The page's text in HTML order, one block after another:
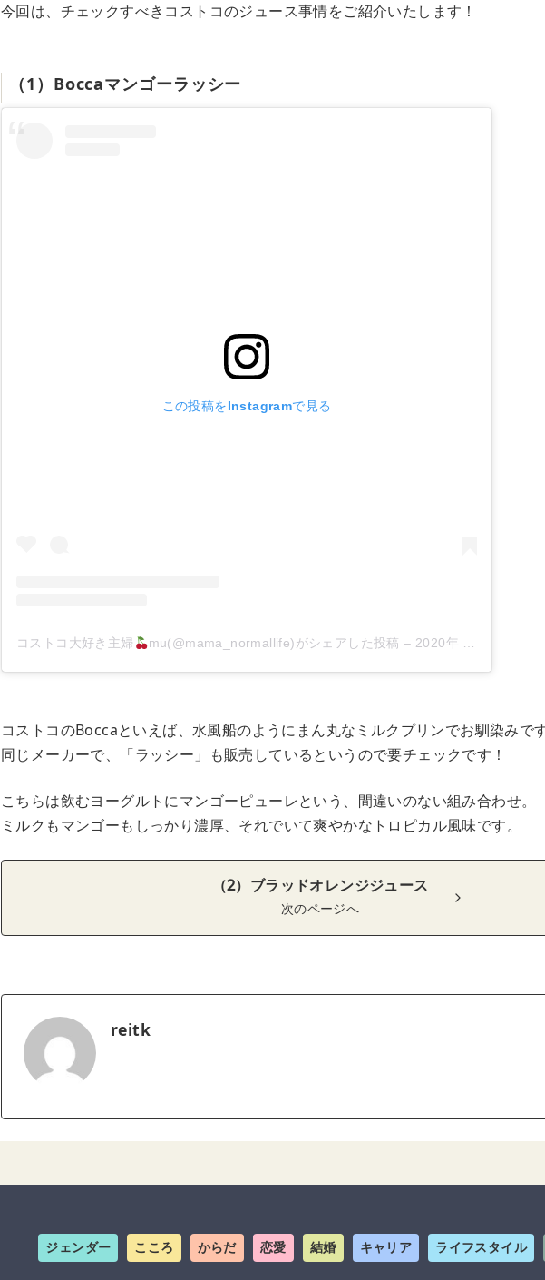
今回は、チェックすべきコストコのジュース事情をご紹介いたします！
（1）Boccaマンゴーラッシー
この投稿をInstagramで見る
コストコ大好き主婦 mu(@mama_normallife)がシェアした投稿 – 2020年 9月月4日午後6時16分PDT
コストコのBoccaといえば、水風船のようにまん丸なミルクプリンでお馴染みで
同じメーカーで、「ラッシー」も販売しているというので要チェックです！
こちらは飲むヨーグルトにマンゴーピューレという、間違いのない組み合わせ。
ミルクもマンゴーもしっかり濃厚、それでいて爽やかなトロピカル風味です。
（2）ブラッドオレンジジュース
次のページへ
reitk
ジェンダー こころ からだ 恋愛 結婚 キャリア ライフスタイル